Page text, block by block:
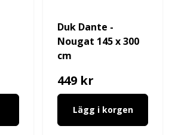
Duk Dante -
Nougat 145 x 300
cm
449 kr
Lägg i korgen